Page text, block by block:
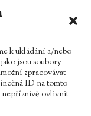
k ukládání a/nebo
jsou soubory
zpracovávat
ID na tomto
nepříznivě ovlivnit